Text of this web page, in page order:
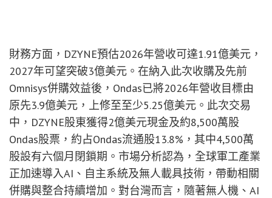
財務方面，DZYNE預估2026年營收可達1.91億美元，
2027年可望突破3億美元。在納入此次收購及先前
Omnisys併購效益後，Ondas已將2026年營收目標由
原先3.9億美元，上修至至少5.25億美元。此次交易
中，DZYNE股東獲得2億美元現金及約8,500萬股
Ondas股票，約占Ondas流通股13.8%，其中4,500萬
股設有六個月閉鎖期。市場分析認為，全球軍工產業
正加速導入AI、自主系統及無人載具技術，帶動相關
併購與整合持續增加。對台灣而言，隨著無人機、AI